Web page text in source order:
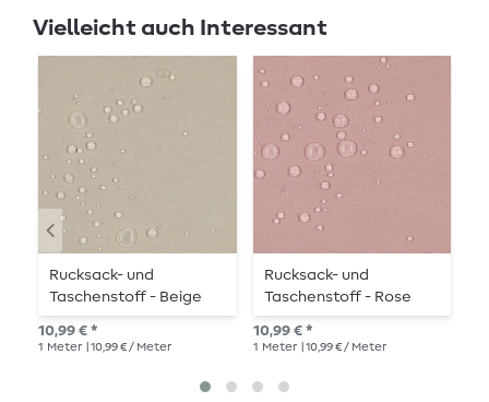
Vielleicht auch Interessant
Rucksack- und
Taschenstoff - Beige
10,99 € *
1 Meter | 10,99 € / Meter
Rucksack- und
Taschenstoff - Rose
10,99 € *
1 Meter | 10,99 € / Meter